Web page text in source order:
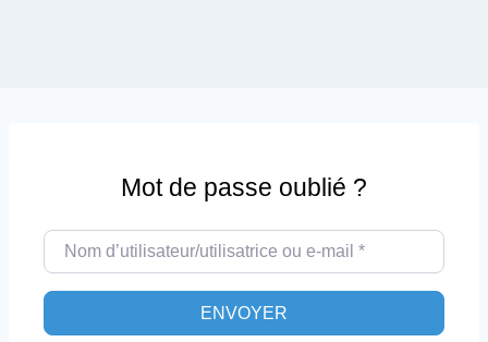
Mot de passe oublié ?
Nom d’utilisateur/utilisatrice ou e-mail
ENVOYER